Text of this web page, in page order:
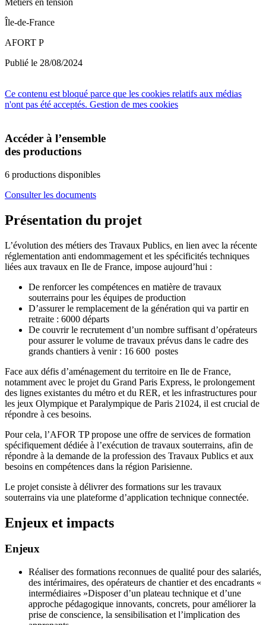
Métiers en tension
Île-de-France
AFORT P
Publié le 28/08/2024
Ce contenu est bloqué parce que les cookies relatifs aux médias
n'ont pas été acceptés. Gestion de mes cookies
Accéder à l’ensemble
des productions
6 productions disponibles
Consulter les documents
Présentation du projet
L’évolution des métiers des Travaux Publics, en lien avec la récente
réglementation anti endommagement et les spécificités techniques
liées aux travaux en Ile de France, impose aujourd’hui :
De renforcer les compétences en matière de travaux
souterrains pour les équipes de production
D’assurer le remplacement de la génération qui va partir en
retraite : 6000 départs
De couvrir le recrutement d’un nombre suffisant d’opérateurs
pour assurer le volume de travaux prévus dans le cadre des
grands chantiers à venir : 16 600 postes
Face aux défis d’aménagement du territoire en Ile de France,
notamment avec le projet du Grand Paris Express, le prolongement
des lignes existantes du métro et du RER, et les infrastructures pour
les jeux Olympique et Paralympique de Paris 21024, il est crucial de
répondre à ces besoins.
Pour cela, l’AFOR TP propose une offre de services de formation
spécifiquement dédiée à l’exécution de travaux souterrains, afin de
répondre à la demande de la profession des Travaux Publics et aux
besoins en compétences dans la région Parisienne.
Le projet consiste à délivrer des formations sur les travaux
souterrains via une plateforme d’application technique connectée.
Enjeux et impacts
Enjeux
Réaliser des formations reconnues de qualité pour des salariés,
des intérimaires, des opérateurs de chantier et des encadrants «
intermédiaires »Disposer d’un plateau technique et d’une
approche pédagogique innovants, concrets, pour améliorer la
prise de conscience, la sensibilisation et l’implication des